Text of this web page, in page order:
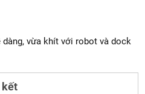
vừa khít với robot và dock
kết